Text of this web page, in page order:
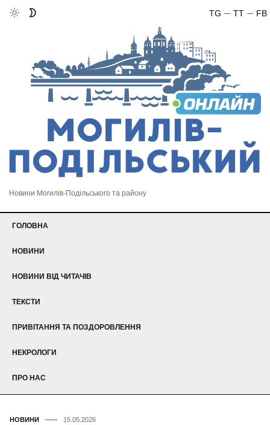
FB
TT
TG
Новини Могилів-Подільського та району
ГОЛОВНА
НОВИНИ
НОВИНИ ВІД ЧИТАЧІВ
ТЕКСТИ
ПРИВІТАННЯ ТА ПОЗДОРОВЛЕННЯ
НЕКРОЛОГИ
ПРО НАС
НОВИНИ 15.05.2026